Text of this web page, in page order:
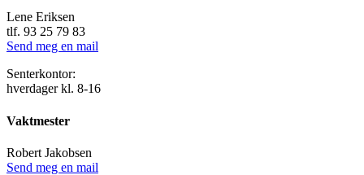
Lene Eriksen
tlf. 93 25 79 83
Send meg en mail
Senterkontor:
hverdager kl. 8-16
Vaktmester
Robert Jakobsen
Send meg en mail